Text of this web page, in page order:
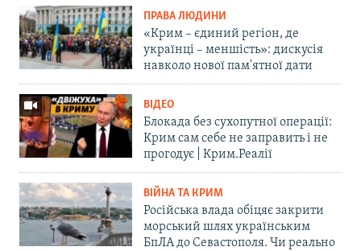
ПРАВА ЛЮДИНИ
«Крим – єдиний регіон, де
українці – меншість»: дискусія
навколо нової пам'ятної дати
ВІДЕО
Блокада без сухопутної операції:
Крим сам себе не заправить і не
прогодує | Крим.Реалії
ВІЙНА ТА КРИМ
Російська влада обіцяє закрити
морський шлях українським
БпЛА до Севастополя. Чи реально